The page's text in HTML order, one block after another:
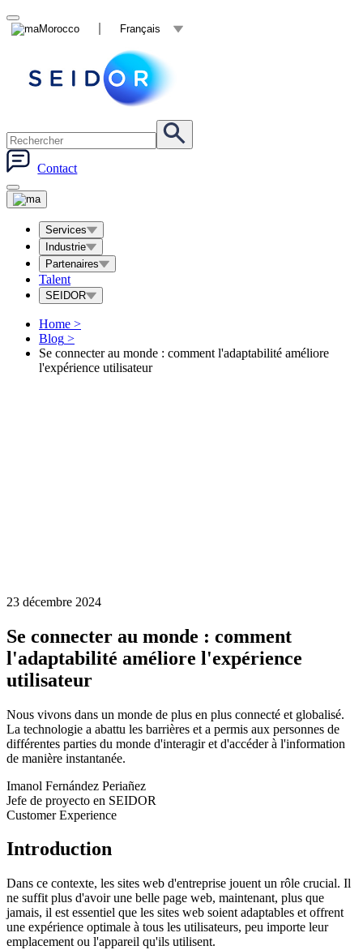
Morocco Français
Contact
Services
Industrie
Partenaires
Talent
SEIDOR
Home >
Blog >
Se connecter au monde : comment l'adaptabilité améliore
l'expérience utilisateur
23 décembre 2024
Se connecter au monde : comment
l'adaptabilité améliore l'expérience
utilisateur
Nous vivons dans un monde de plus en plus connecté et globalisé.
La technologie a abattu les barrières et a permis aux personnes de
différentes parties du monde d'interagir et d'accéder à l'information
de manière instantanée.
Imanol Fernández Periañez
Jefe de proyecto en SEIDOR
Customer Experience
Introduction
Dans ce contexte, les sites web d'entreprise jouent un rôle crucial. Il
ne suffit plus d'avoir une belle page web, maintenant, plus que
jamais, il est essentiel que les sites web soient adaptables et offrent
une expérience optimale à tous les utilisateurs, peu importe leur
emplacement ou l'appareil qu'ils utilisent.